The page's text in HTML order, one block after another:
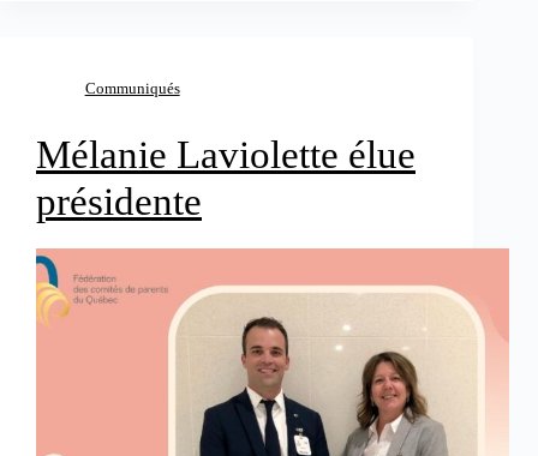
Communiqués
Mélanie Laviolette élue
présidente